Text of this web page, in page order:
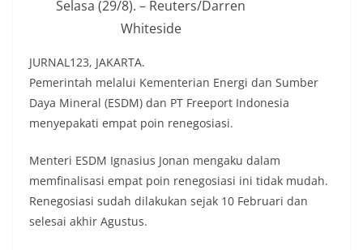
Selasa (29/8). – Reuters/Darren
Whiteside
JURNAL123, JAKARTA.
Pemerintah melalui Kementerian Energi dan Sumber
Daya Mineral (ESDM) dan PT Freeport Indonesia
menyepakati empat poin renegosiasi.
Menteri ESDM Ignasius Jonan mengaku dalam
memfinalisasi empat poin renegosiasi ini tidak mudah.
Renegosiasi sudah dilakukan sejak 10 Februari dan
selesai akhir Agustus.